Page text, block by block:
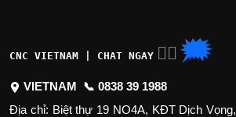
CNC VIETNAM | CHAT NGAY 👉🏽 🗯
VIETNAM 📞 0838 39 1988
Địa chỉ: Biệt thự 19 NO4A, KĐT Dịch